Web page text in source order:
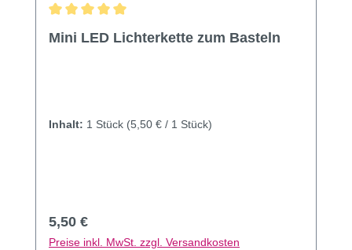
Mini LED Lichterkette zum Basteln
Inhalt: 1 Stück (5,50 € / 1 Stück)
Regulärer Preis:
5,50 €
Preise inkl. MwSt. zzgl. Versandkosten